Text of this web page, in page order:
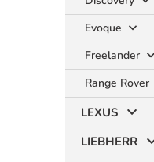
Evoque
Freelander
Range Rover
LEXUS
LIEBHERR